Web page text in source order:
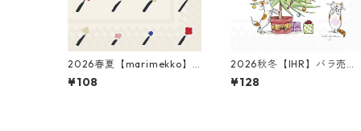
2026春夏【marimekko】
バラ売り2枚 カクテルサイズ
ペーパーナプキン Ilo クリー
¥108
2026秋冬【IHR】バラ売り
枚 カクテルサイズ ペーパー
ナプキン CATS IN THE
¥128